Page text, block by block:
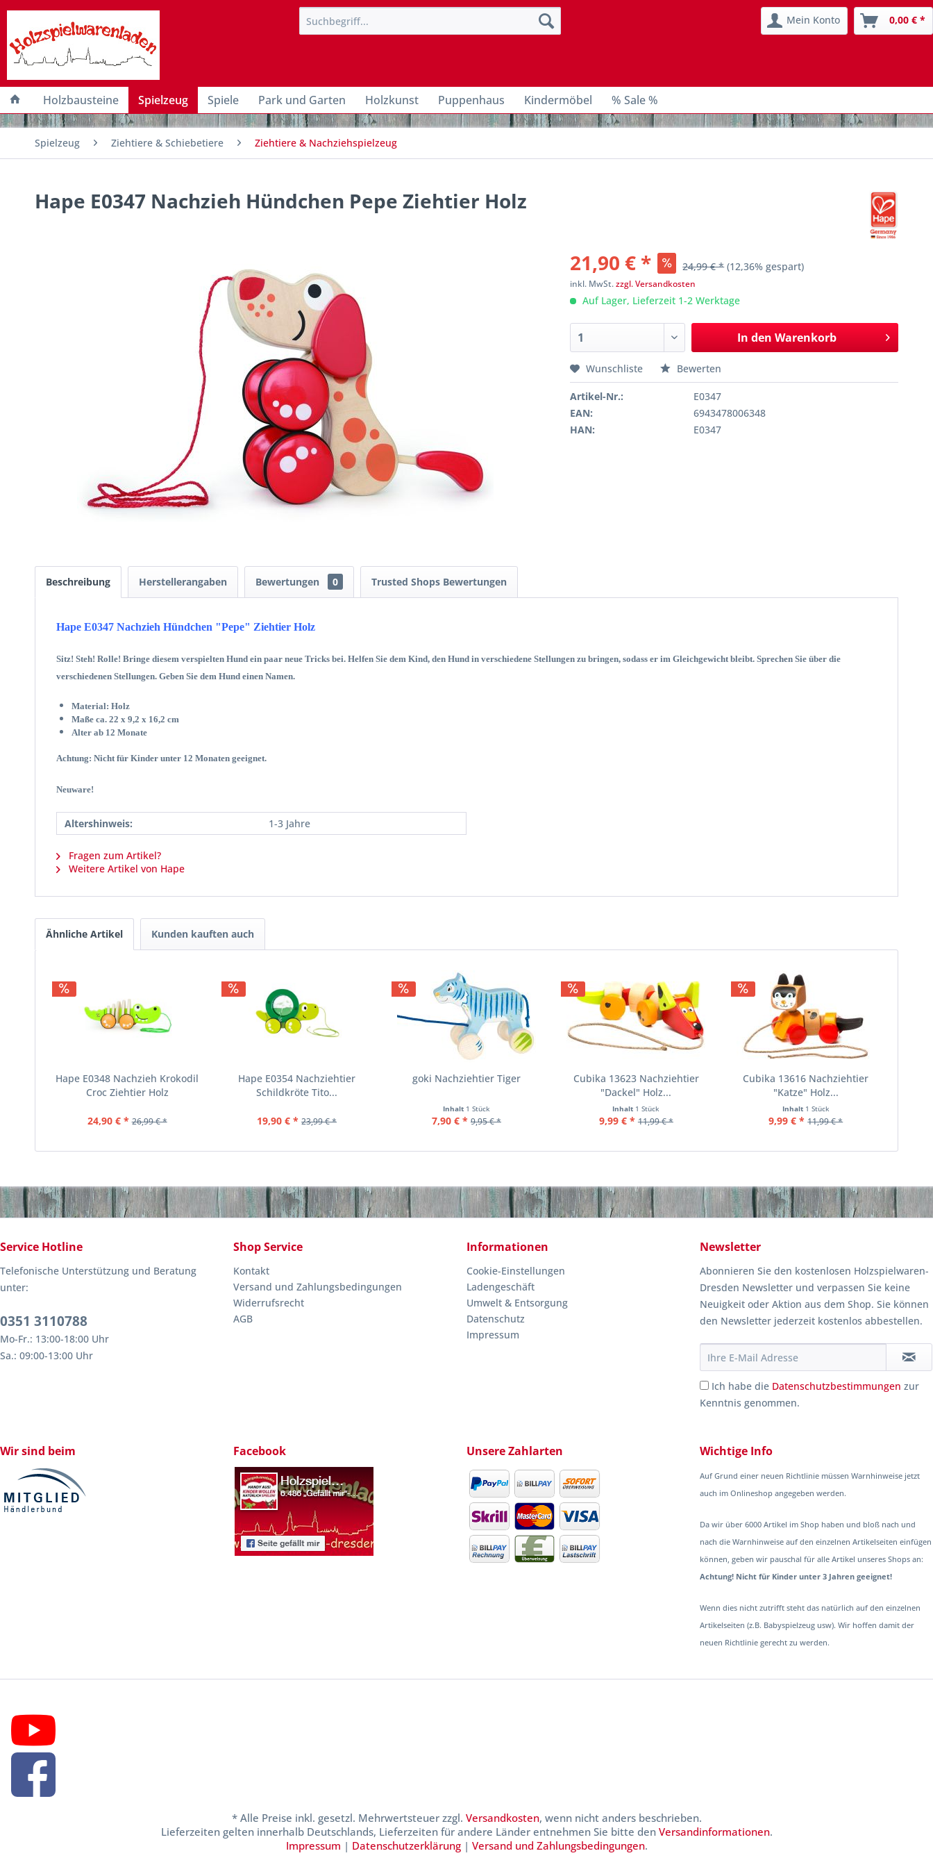
Mein Konto 0,00 € *
Holzbausteine Spielzeug Spiele Park und Garten Holzkunst Puppenhaus Kindermöbel % Sale %
Spielzeug Ziehtiere & Schiebetiere Ziehtiere & Nachziehspielzeug
Hape E0347 Nachzieh Hündchen Pepe Ziehtier Holz
21,90 € * 24,99 € * (12,36% gespart)
inkl. MwSt.zzgl. Versandkosten
Auf Lager, Lieferzeit 1-2 Werktage
In den Warenkorb
Wunschliste Bewerten
Artikel-Nr.:
E0347
EAN:
6943478006348
HAN:
E0347
Beschreibung Herstellerangaben Bewertungen 0 Trusted Shops Bewertungen
Hape E0347 Nachzieh Hündchen "Pepe" Ziehtier Holz
Sitz! Steh! Rolle! Bringe diesem verspielten Hund ein paar neue Tricks bei. Helfen Sie dem Kind, den Hund in verschiedene Stellungen zu bringen, sodass er im Gleichgewicht bleibt. Sprechen Sie über die
verschiedenen Stellungen. Geben Sie dem Hund einen Namen.
Material: Holz
Maße ca. 22 x 9,2 x 16,2 cm
Alter ab 12 Monate
Achtung: Nicht für Kinder unter 12 Monaten geeignet.
Neuware!
Altershinweis: 1-3 Jahre
Fragen zum Artikel?
Weitere Artikel von Hape
Ähnliche Artikel Kunden kauften auch
Hape E0348 Nachzieh Krokodil
Croc Ziehtier Holz
24,90 € * 26,99 € *
Hape E0354 Nachziehtier
Schildkröte Tito...
19,90 € * 23,99 € *
goki Nachziehtier Tiger
Inhalt 1 Stück
7,90 € * 9,95 € *
Cubika 13623 Nachziehtier
"Dackel" Holz...
Inhalt 1 Stück
9,99 € * 11,99 € *
Cubika 13616 Nachziehtier
"Katze" Holz...
Inhalt 1 Stück
9,99 € * 11,99 € *
Service Hotline
Telefonische Unterstützung und Beratung
unter:
0351 3110788
Mo-Fr.: 13:00-18:00 Uhr
Sa.: 09:00-13:00 Uhr
Shop Service
Kontakt
Versand und Zahlungsbedingungen
Widerrufsrecht
AGB
Informationen
Cookie-Einstellungen
Ladengeschäft
Umwelt & Entsorgung
Datenschutz
Impressum
Newsletter
Abonnieren Sie den kostenlosen Holzspielwaren-
Dresden Newsletter und verpassen Sie keine
Neuigkeit oder Aktion aus dem Shop. Sie können
den Newsletter jederzeit kostenlos abbestellen.
Ich habe die Datenschutzbestimmungen zur
Kenntnis genommen.
Wir sind beim Facebook Unsere Zahlarten Wichtige Info
Auf Grund einer neuen Richtlinie müssen Warnhinweise jetzt
auch im Onlineshop angegeben werden.
Da wir über 6000 Artikel im Shop haben und bloß nach und
nach die Warnhinweise auf den einzelnen Artikelseiten einfügen
können, geben wir pauschal für alle Artikel unseres Shops an:
Achtung! Nicht für Kinder unter 3 Jahren geeignet!
Wenn dies nicht zutrifft steht das natürlich auf den einzelnen
Artikelseiten (z.B. Babyspielzeug usw). Wir hoffen damit der
neuen Richtlinie gerecht zu werden.
* Alle Preise inkl. gesetzl. Mehrwertsteuer zzgl. Versandkosten, wenn nicht anders beschrieben.
Lieferzeiten gelten innerhalb Deutschlands, Lieferzeiten für andere Länder entnehmen Sie bitte den Versandinformationen.
Impressum | Datenschutzerklärung| Versand und Zahlungsbedingungen.